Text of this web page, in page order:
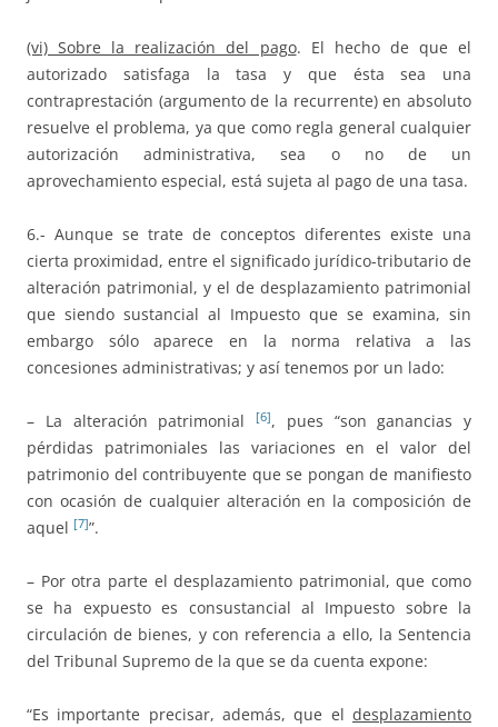
(vi) Sobre la realización del pago. El hecho de que el
autorizado satisfaga la tasa y que ésta sea una
contraprestación (argumento de la recurrente) en absoluto
resuelve el problema, ya que como regla general cualquier
autorización administrativa, sea o no de un
aprovechamiento especial, está sujeta al pago de una tasa.
6.- Aunque se trate de conceptos diferentes existe una
cierta proximidad, entre el significado jurídico-tributario de
alteración patrimonial, y el de desplazamiento patrimonial
que siendo sustancial al Impuesto que se examina, sin
embargo sólo aparece en la norma relativa a las
concesiones administrativas; y así tenemos por un lado:
– La alteración patrimonial [6], pues “son ganancias y
pérdidas patrimoniales las variaciones en el valor del
patrimonio del contribuyente que se pongan de manifiesto
con ocasión de cualquier alteración en la composición de
aquel [7]”.
– Por otra parte el desplazamiento patrimonial, que como
se ha expuesto es consustancial al Impuesto sobre la
circulación de bienes, y con referencia a ello, la Sentencia
del Tribunal Supremo de la que se da cuenta expone:
“Es importante precisar, además, que el desplazamiento